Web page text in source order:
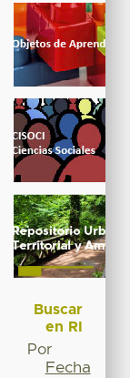
Buscar
en RI
Por
Fecha